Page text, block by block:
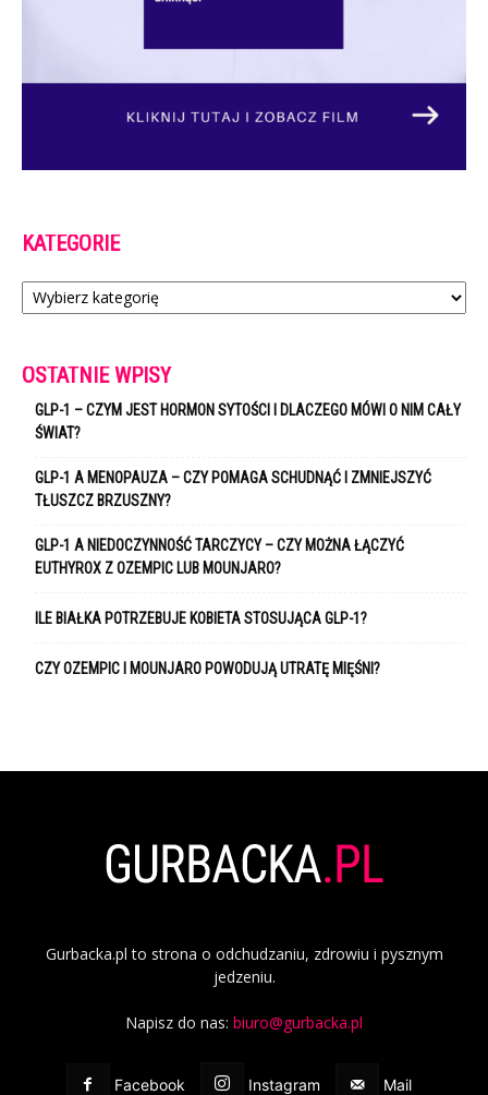
KATEGORIE
Kategorie
OSTATNIE WPISY
GLP-1 – CZYM JEST HORMON SYTOŚCI I DLACZEGO MÓWI O NIM CAŁY
ŚWIAT?
GLP-1 A MENOPAUZA – CZY POMAGA SCHUDNĄĆ I ZMNIEJSZYĆ
TŁUSZCZ BRZUSZNY?
GLP-1 A NIEDOCZYNNOŚĆ TARCZYCY – CZY MOŻNA ŁĄCZYĆ
EUTHYROX Z OZEMPIC LUB MOUNJARO?
ILE BIAŁKA POTRZEBUJE KOBIETA STOSUJĄCA GLP-1?
CZY OZEMPIC I MOUNJARO POWODUJĄ UTRATĘ MIĘŚNI?
Gurbacka.pl to strona o odchudzaniu, zdrowiu i pysznym
jedzeniu.
Napisz do nas: biuro@gurbacka.pl
Facebook Instagram Mail